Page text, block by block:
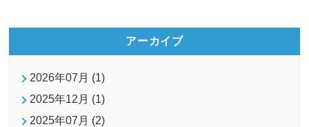
アーカイブ
2026年07月 (1)
2025年12月 (1)
2025年07月 (2)